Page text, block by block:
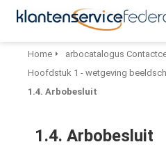
Home
arbocatalogus
Hoofdstuk 1 - wetgeving
1.4. Arbobesluit
1.4. Arbobesluit
policy